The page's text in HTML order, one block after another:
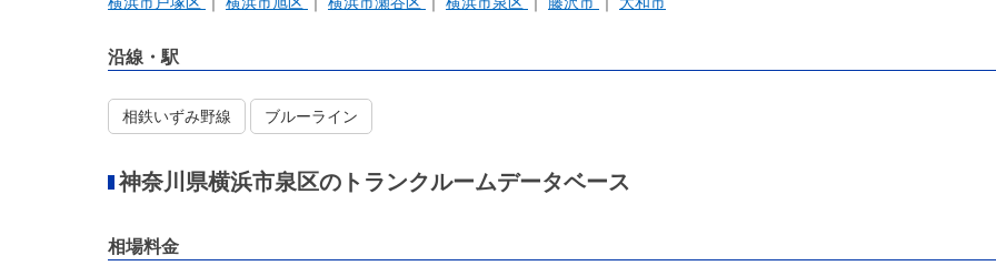
沿線・駅
相鉄いずみ野線 ブルーライン
神奈川県横浜市泉区のトランクルームデータベース
相場料金